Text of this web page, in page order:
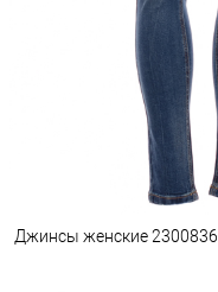
Джинсы женские 2300836